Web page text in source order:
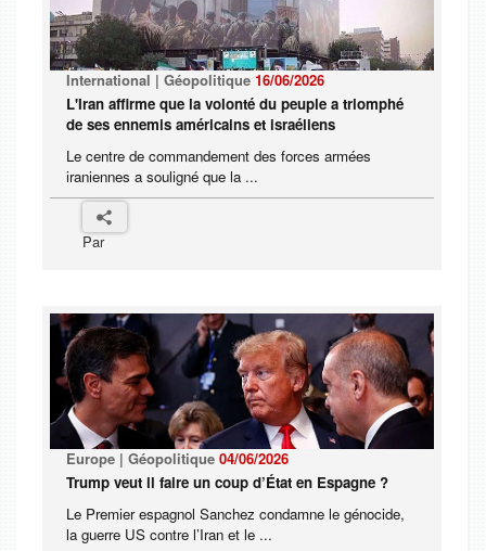
International | Géopolitique 16/06/2026
L'Iran affirme que la volonté du peuple a triomphé
de ses ennemis américains et israéliens
Le centre de commandement des forces armées
iraniennes a souligné que la ...
Par
Europe | Géopolitique 04/06/2026
Trump veut il faire un coup d’État en Espagne ?
Le Premier espagnol Sanchez condamne le génocide,
la guerre US contre l’Iran et le ...